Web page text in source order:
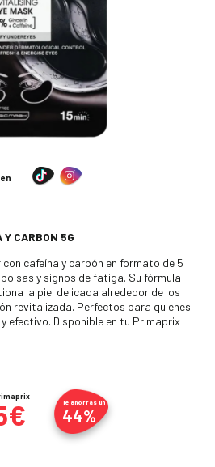
Y CARBON 5G
cafeína y carbón en formato de 5
y signos de fatiga. Su fórmula
la piel delicada alrededor de los
revitalizada. Perfectos para quienes
efectivo. Disponible en tu Primaprix
Te ahorras un
44%